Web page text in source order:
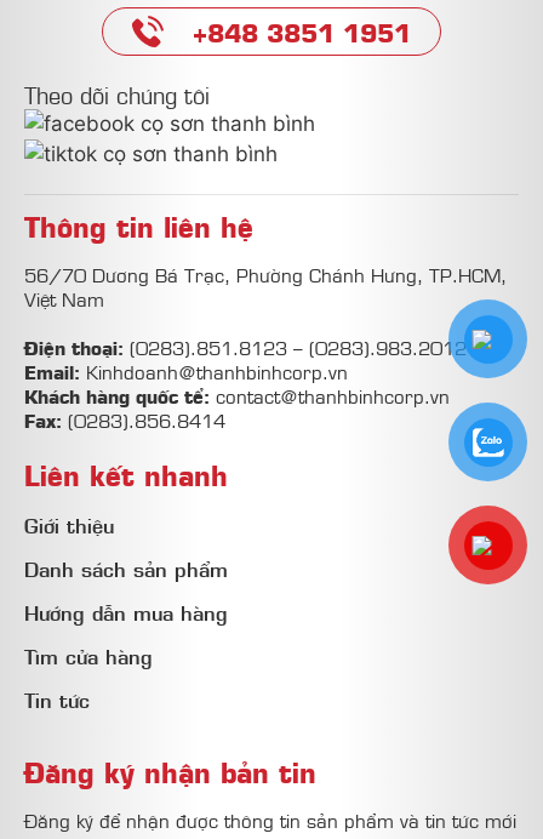
+848 3851 1951
Theo dõi chúng tôi
Thông tin liên hệ
56/70 Dương Bá Trạc, Phường Chánh Hưng, TP.HCM,
Việt Nam
Điện thoại: (0283).851.8123 – (0283).983.2012
Email: Kinhdoanh@thanhbinhcorp.vn
Khách hàng quốc tể: contact@thanhbinhcorp.vn
Fax: (0283).856.8414
Liên kết nhanh
Giới thiệu
Danh sách sản phẩm
Hướng dẫn mua hàng
Tìm cửa hàng
Tin tức
Đăng ký nhận bản tin
Đăng ký để nhận được thông tin sản phẩm và tin tức mới